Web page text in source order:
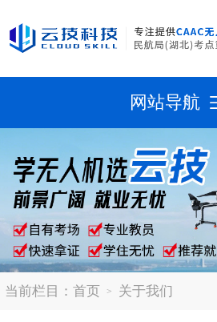
网站导航
当前栏目： 首页 关于我们